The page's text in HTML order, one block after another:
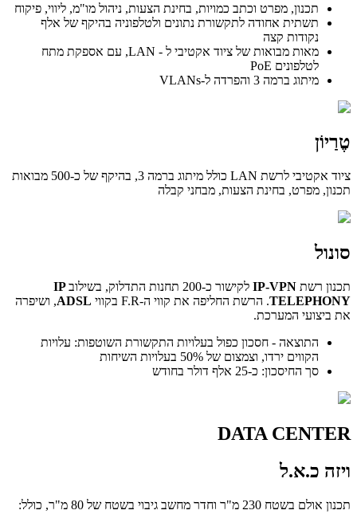
תכנון, מפרט וכתב כמויות, בחינת הצעות, ניהול מו"מ, ליווי, פיקוח
תשתית אחודה לתקשורת נתונים ולטלפוניה בהיקף של אלף
נקודות קצה
מאות מבואות של ציוד אקטיבי ל - LAN, עם אספקת מתח
לטלפונים PoE
מיתוג ברמה 3 והפרדה ל-VLANs
טֶרַיוֹן
ציוד אקטיבי לרשת LAN כולל מיתוג ברמה 3, בהיקף של כ-500 מבואות
תכנון, מפרט, בחינת הצעות, מבחני קבלה
סונול
תכנון רשת IP-VPN לקישור כ-200 תחנות התדלוק, בשילוב
IP
TELEPHONY. הרשת החליפה את קווי ה-F.R בקווי ADSL, ושיפרה
את ביצועי המערכת.
התוצאה - חסכון כפול בעלויות התקשורת השוטפות: עלויות
הקווים ירדו, וצמצום של 50% בעלויות השיחות
סך החיסכון: כ-25 אלף דולר בחודש
DATA CENTER
ויזה כ.א.ל
תכנון אולם בשטח 230 מ"ר וחדר מחשב גיבוי בשטח של 80 מ"ר, כולל: